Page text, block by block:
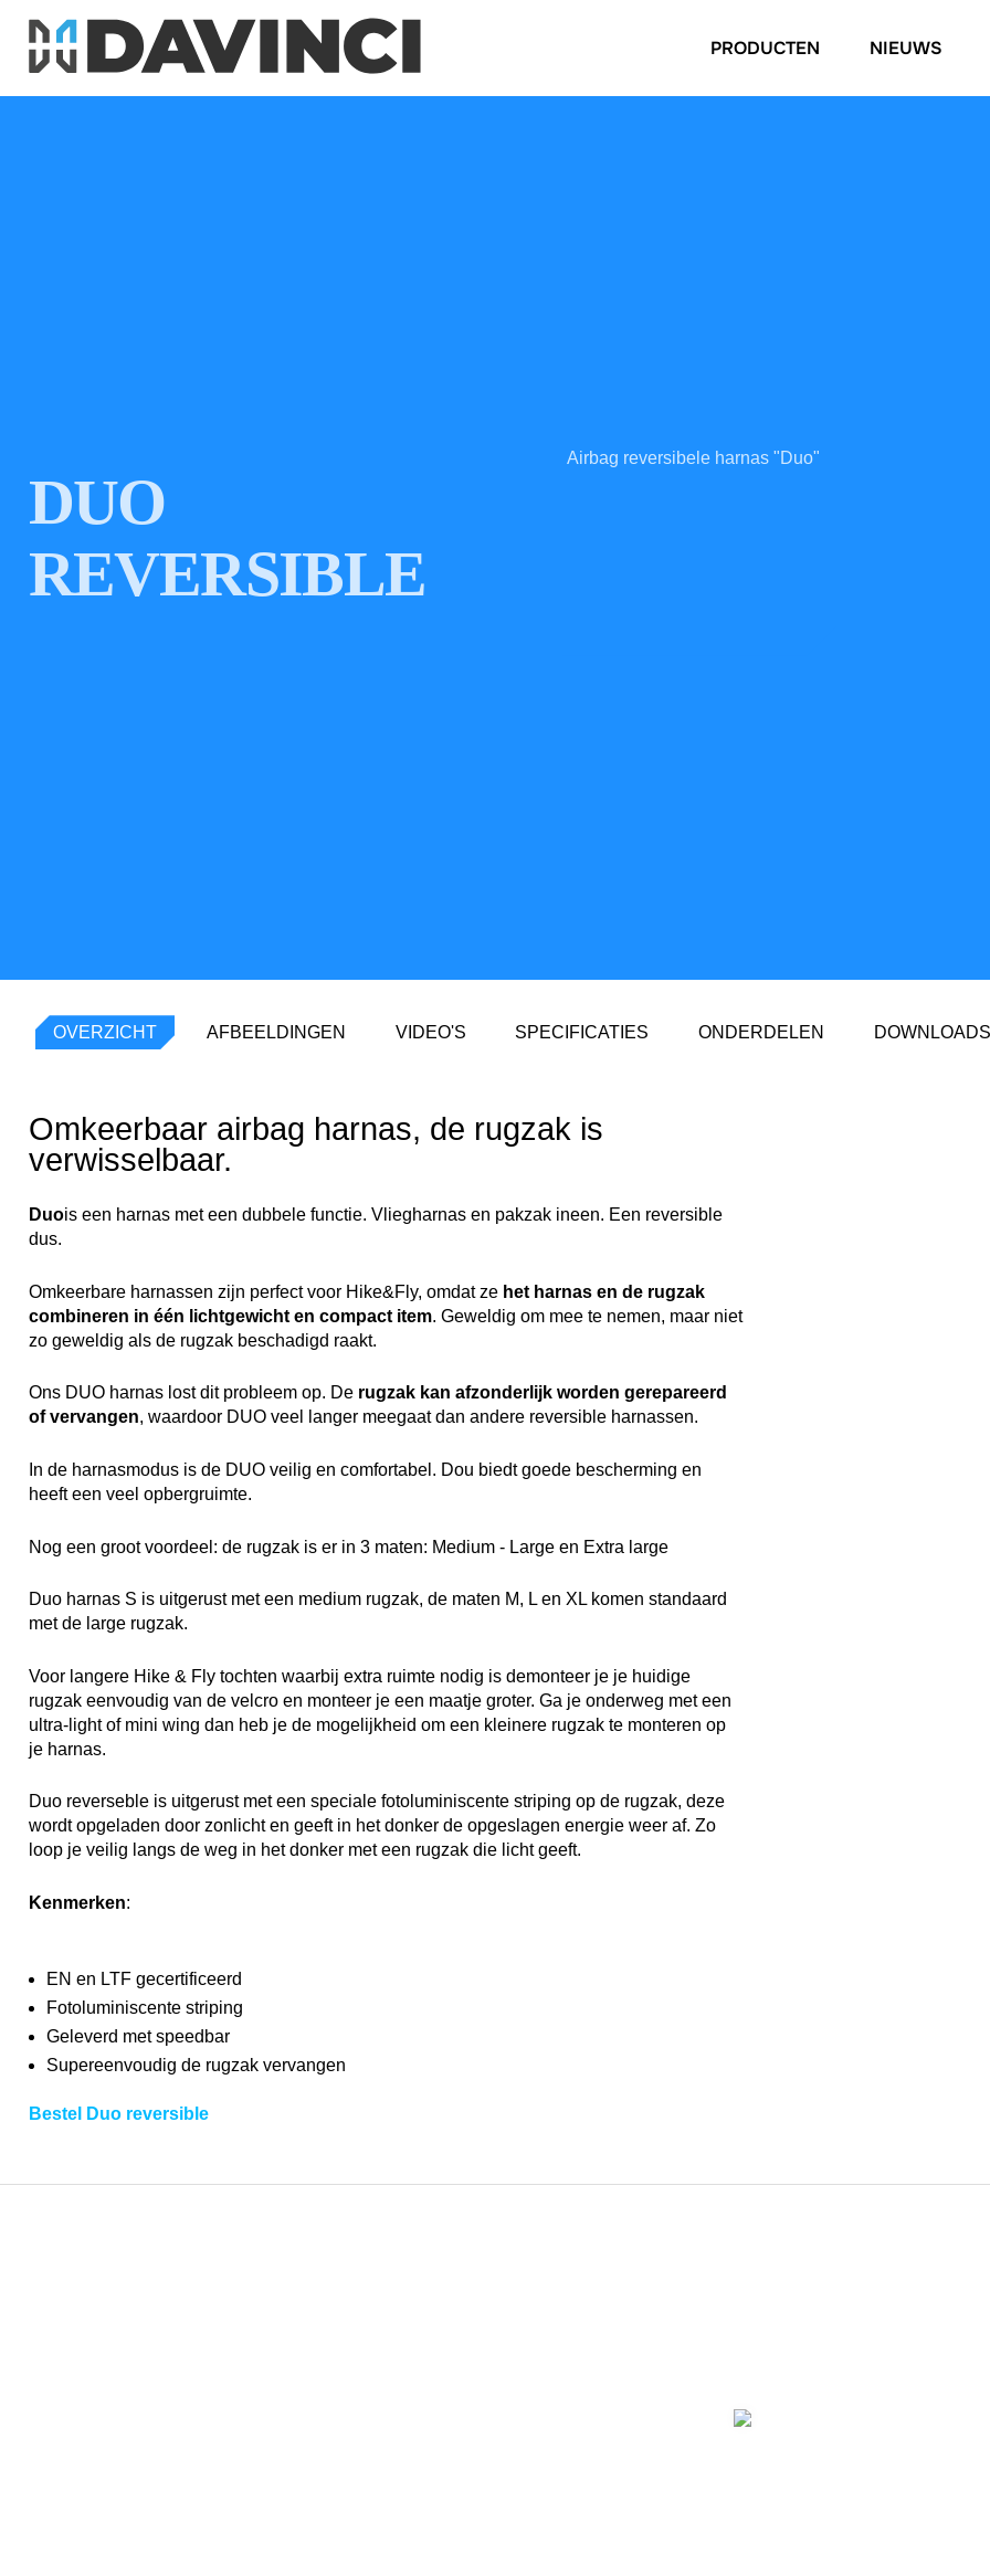
PRODUCTEN NIEUWS
Airbag reversibele harnas "Duo"
DUO
REVERSIBLE
OVERZICHT AFBEELDINGEN VIDEO'S SPECIFICATIES ONDERDELEN DOWNLOADS
Omkeerbaar airbag harnas, de rugzak is
verwisselbaar.
Duois een harnas met een dubbele functie. Vliegharnas en pakzak ineen. Een reversible
dus.
Omkeerbare harnassen zijn perfect voor Hike&Fly, omdat ze het harnas en de rugzak
combineren in één lichtgewicht en compact item. Geweldig om mee te nemen, maar niet
zo geweldig als de rugzak beschadigd raakt.
Ons DUO harnas lost dit probleem op. De rugzak kan afzonderlijk worden gerepareerd
of vervangen, waardoor DUO veel langer meegaat dan andere reversible harnassen.
In de harnasmodus is de DUO veilig en comfortabel. Dou biedt goede bescherming en
heeft een veel opbergruimte.
Nog een groot voordeel: de rugzak is er in 3 maten: Medium - Large en Extra large
Duo harnas S is uitgerust met een medium rugzak, de maten M, L en XL komen standaard
met de large rugzak.
Voor langere Hike & Fly tochten waarbij extra ruimte nodig is demonteer je je huidige
rugzak eenvoudig van de velcro en monteer je een maatje groter. Ga je onderweg met een
ultra-light of mini wing dan heb je de mogelijkheid om een kleinere rugzak te monteren op
je harnas.
Duo reverseble is uitgerust met een speciale fotoluminiscente striping op de rugzak, deze
wordt opgeladen door zonlicht en geeft in het donker de opgeslagen energie weer af. Zo
loop je veilig langs de weg in het donker met een rugzak die licht geeft.
Kenmerken:
EN en LTF gecertificeerd
Fotoluminiscente striping
Geleverd met speedbar
Supereenvoudig de rugzak vervangen
Bestel Duo reversible